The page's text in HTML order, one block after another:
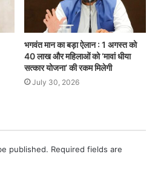
भगवंत मान का बड़ा ऐलान : 1 अगस्त को
40 लाख और महिलाओं को ‘मावां धीया
सत्कार योजना’ की रकम मिलेगी
July 30, 2026
published. Required fields are